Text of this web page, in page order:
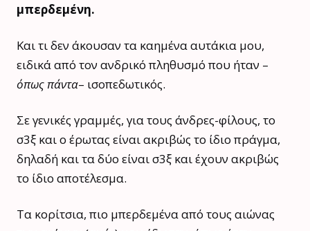
μπερδεμένη.
Και τι δεν άκουσαν τα καημένα αυτάκια μου,
ειδικά από τον ανδρικό πληθυσμό που ήταν –
όπως πάντα– ισοπεδωτικός.
Σε γενικές γραμμές, για τους άνδρες-φίλους, το
σ3ξ και ο έρωτας είναι ακριβώς το ίδιο πράγμα,
δηλαδή και τα δύο είναι σ3ξ και έχουν ακριβώς
το ίδιο αποτέλεσμα.
Τα κορίτσια, πιο μπερδεμένα από τους αιώνας